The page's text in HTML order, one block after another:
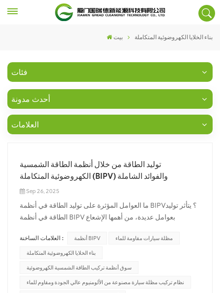
بيت بناء الخلايا الكهروضوئية المتكاملة
فئات
أحدث مدونة
العلامات
توليد الطاقة من خلال أنظمة الطاقة الشمسية
الكهروضوئية المتكاملة (BIPV) والفوائد الشاملة
Sep 26, 2025
ما العوامل المؤثرة على توليد الطاقة في أنظمة BIPV؟ يتأثر توليد
الطاقة في أنظمة BIPV بعوامل عديدة، من أهمها الإشعاع
يؤثر بشكل مباشر على توليد الطاقة أنظمة BIPVينعكس تأثيرها
بشكل رئيسي في جانبين: (1) اتجاه التركيب: على سبيل المثال،
فإن الجنوب هو أف...
العلامات الساخنة : أنظمة BIPV مظلة سيارات مقاومة للماء
بناء الخلايا الكهروضوئية المتكاملة
سوق أنظمة تركيب الطاقة الشمسية الكهروضوئية
نظام تركيب مظلة سيارة مصنوعة من الألومنيوم عالي الجودة ومقاوم للماء